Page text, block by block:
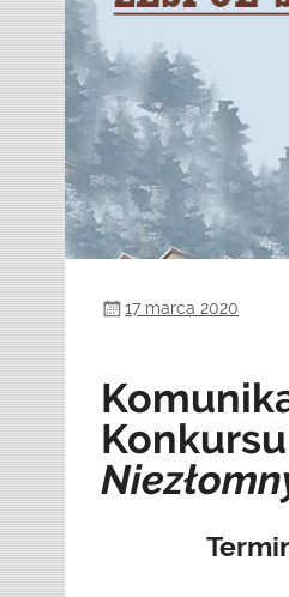
17 marca 2020